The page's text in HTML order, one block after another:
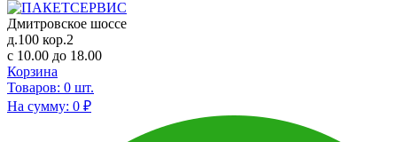
Дмитровское шоссе
д.100 кор.2
с 10.00 до 18.00
Корзина
Товаров: 0 шт.
На сумму: 0 ₽